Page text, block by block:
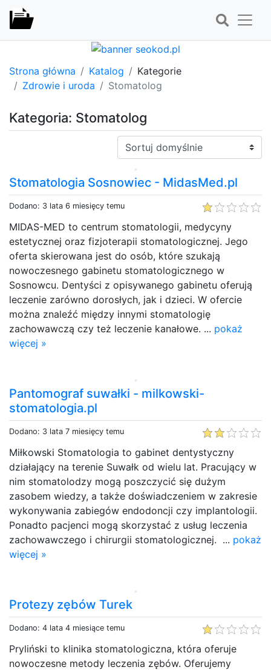
Strona główna Katalog
Kategorie
Zdrowie i uroda
Stomatolog
Kategoria: Stomatolog
Sortuj:
Stomatologia Sosnowiec - MidasMed.pl
Dodano: 3 lata 6 miesięcy temu
MIDAS-MED to centrum stomatologii, medycyny
estetycznej oraz fizjoterapii stomatologicznej. Jego
oferta skierowana jest do osób, które szukają
nowoczesnego gabinetu stomatologicznego w
Sosnowcu. Dentyści z opisywanego gabinetu oferują
leczenie zarówno dorosłych, jak i dzieci. W ofercie
można znaleźć między innymi stomatologię
zachowawczą czy też leczenie kanałowe. ... pokaż
więcej »
Pantomograf suwałki - milkowski-
stomatologia.pl
Dodano: 3 lata 7 miesięcy temu
Miłkowski Stomatologia to gabinet dentystyczny
działający na terenie Suwałk od wielu lat. Pracujący w
nim stomatolodzy mogą poszczycić się dużym
zasobem wiedzy, a także doświadczeniem w zakresie
wykonywania zabiegów endodoncji czy implantologii.
Ponadto pacjenci mogą skorzystać z usług leczenia
zachowawczego i chirurgii stomatologicznej. ... pokaż
więcej »
Protezy zębów Turek
Dodano: 4 lata 4 miesiące temu
Pryliński to klinika stomatologiczna, która oferuje
nowoczesne metody leczenia zębów. Oferujemy